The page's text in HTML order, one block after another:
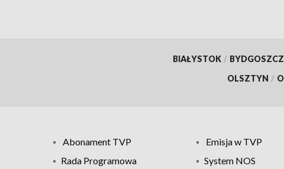
BIAŁYSTOK / BYDGOSZCZ
OLSZTYN /
Abonament TVP Emisja w TVP
Rada Programowa
System NOS